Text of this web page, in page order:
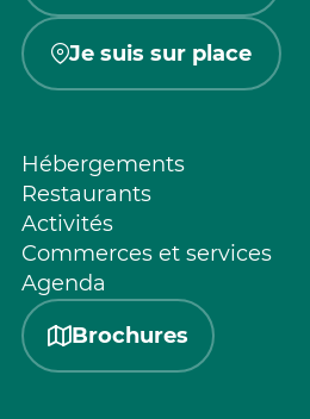
Je suis sur place
Hébergements
Restaurants
Activités
Commerces et services
Agenda
Brochures